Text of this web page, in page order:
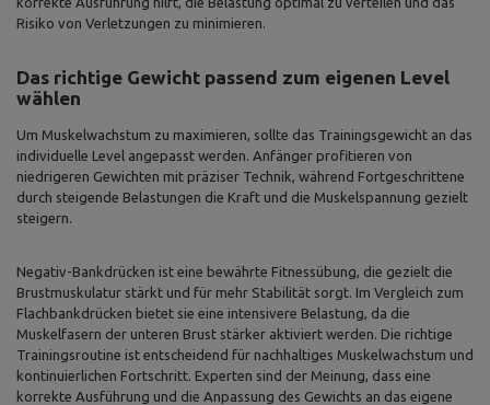
Risiko von Verletzungen zu minimieren.
Das richtige Gewicht passend zum eigenen Level
wählen
Um Muskelwachstum zu maximieren, sollte das Trainingsgewicht an das
individuelle Level angepasst werden. Anfänger profitieren von
niedrigeren Gewichten mit präziser Technik, während Fortgeschrittene
durch steigende Belastungen die Kraft und die Muskelspannung gezielt
steigern.
Negativ-Bankdrücken ist eine bewährte Fitnessübung, die gezielt die
Brustmuskulatur stärkt und für mehr Stabilität sorgt. Im Vergleich zum
Flachbankdrücken bietet sie eine intensivere Belastung, da die
Muskelfasern der unteren Brust stärker aktiviert werden. Die richtige
Trainingsroutine ist entscheidend für nachhaltiges Muskelwachstum und
kontinuierlichen Fortschritt. Experten sind der Meinung, dass eine
korrekte Ausführung und die Anpassung des Gewichts an das eigene